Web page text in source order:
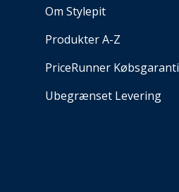
Om Stylepit
Produkter A-Z
PriceRunner Købsgaranti
Ubegrænset Levering